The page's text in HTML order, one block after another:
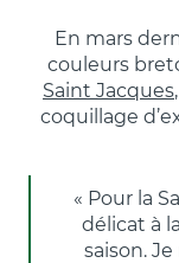
En mars
couleurs
Saint Jacques
coquillage
« Pour la
délicat à
saison.